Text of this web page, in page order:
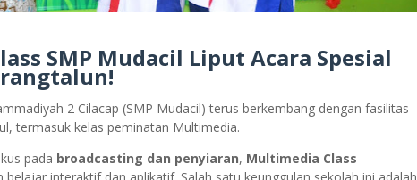
SMP Mudacil Liput Acara Spesial
2 Cilacap (SMP Mudacil) terus berkembang dengan fasilitas
termasuk kelas peminatan Multimedia.
pada broadcasting dan penyiaran, Multimedia Class